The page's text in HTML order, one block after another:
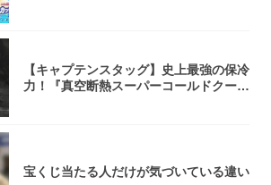
【キャプテンスタッグ】史上最強の保冷
力！『真空断熱スーパーコールドクーラ
宝くじ当たる人だけが気づいている違い